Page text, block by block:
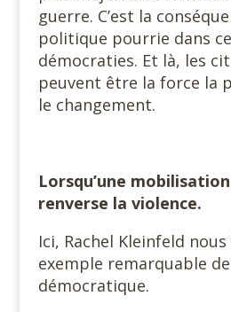
guerre. C’est la
politique pourrie dans
démocraties. Et là, les
peuvent être la force la
le changement.
Lorsqu’une
renverse la violence.
Ici, Rachel Kleinfeld
exemple remarquable
démocratique.